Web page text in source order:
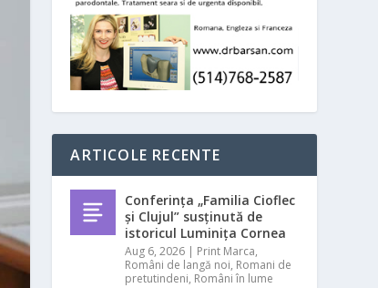
ARTICOLE RECENTE
Conferința „Familia Cioflec
și Clujul” susținută de
istoricul Luminița Cornea
Aug 6, 2026 | Print Marca,
Români de langă noi, Romani de
pretutindeni, Români în lume